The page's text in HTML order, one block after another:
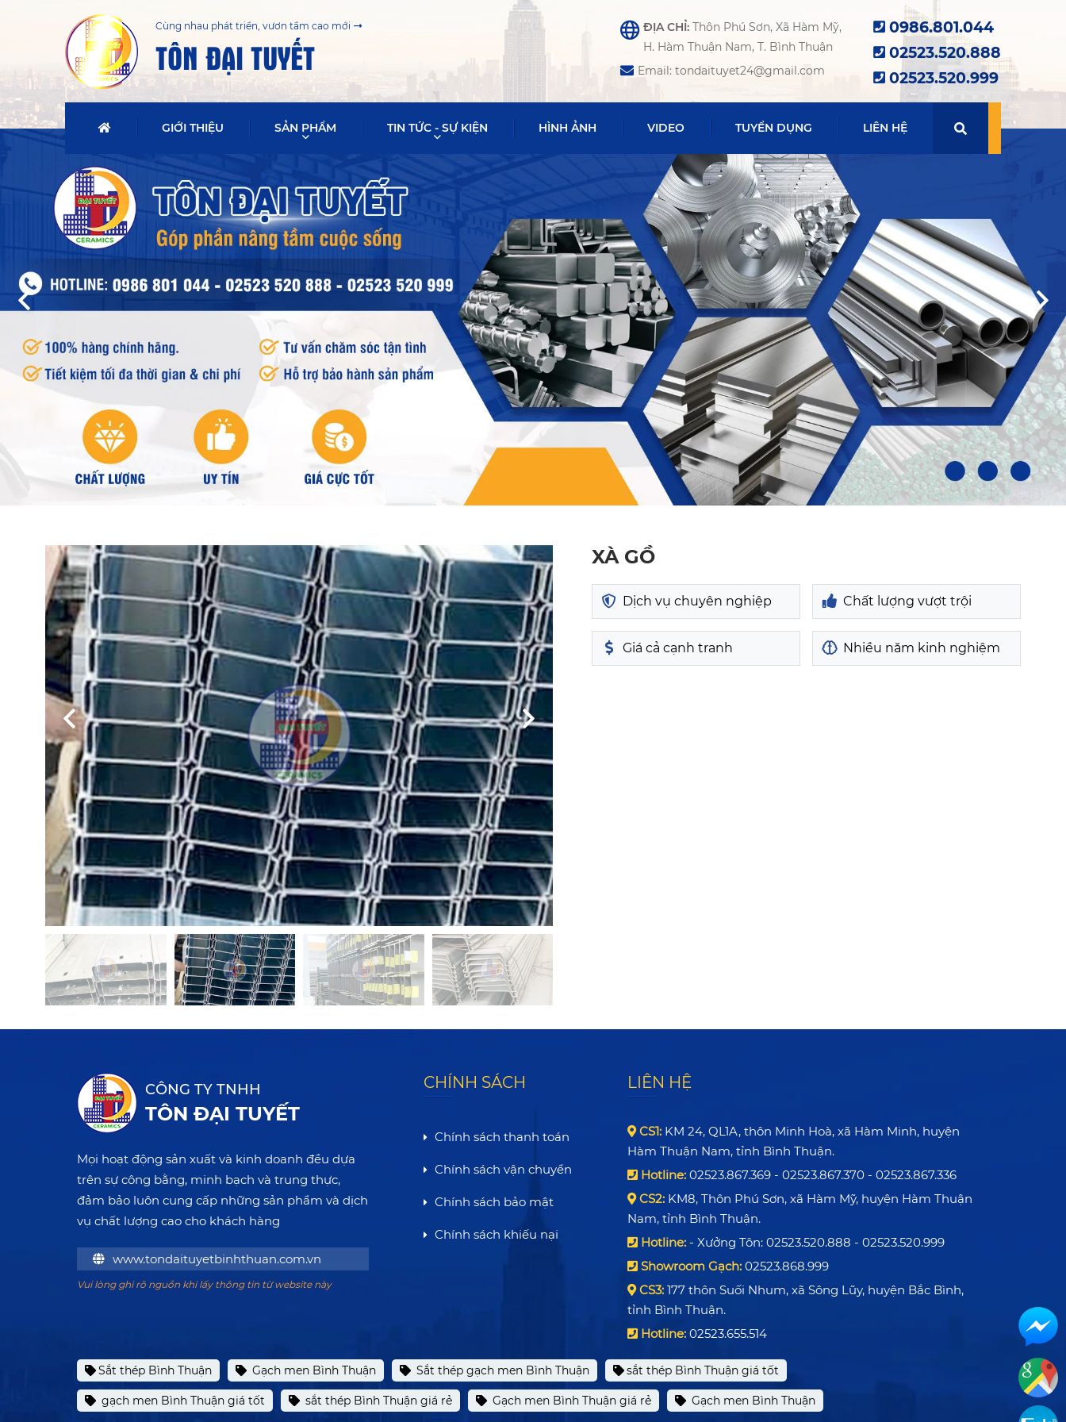
Cùng nhau phát triển, vươn tầm cao mới
TÔN ĐẠI TUYẾT
ĐỊA CHỈ: Thôn Phú Sơn, Xã Hàm Mỹ,
H. Hàm Thuận Nam, T. Bình Thuận
Email: tondaituyet24@gmail.com
0986.801.044
02523.520.888
02523.520.999
GIỚI THIỆU SẢN PHẨM TIN TỨC - SỰ KIỆN HÌNH ẢNH VIDEO TUYỂN DỤNG LIÊN HỆ BẢNG GIÁ
XÀ GỒ
Dịch vụ chuyên nghiệp Chất lượng vượt trội
Giá cả cạnh tranh Nhiều năm kinh nghiệm
CÔNG TY TNHH
TÔN ĐẠI TUYẾT
Mọi hoạt động sản xuất và kinh doanh đều dựa
trên sự công bằng, minh bạch và trung thực,
đảm bảo luôn cung cấp những sản phẩm và dịch
vụ chất lượng cao cho khách hàng
www.tondaituyetbinhthuan.com.vn
Vui lòng ghi rõ nguồn khi lấy thông tin từ website này
CHÍNH SÁCH
Chính sách thanh toán
Chính sách vận chuyển
Chính sách bảo mật
Chính sách khiếu nại
LIÊN HỆ
CS1:KM 24, QL1A, thôn Minh Hoà, xã Hàm Minh, huyện
Hàm Thuận Nam, tỉnh Bình Thuận.
Hotline:02523.867.369 - 02523.867.370 - 02523.867.336
CS2:KM8, Thôn Phú Sơn, xã Hàm Mỹ, huyện Hàm Thuận
Nam, tỉnh Bình Thuận.
Hotline:- Xưởng Tôn: 02523.520.888 - 02523.520.999
Showroom Gạch:02523.868.999
CS3:177 thôn Suối Nhum, xã Sông Lũy, huyện Bắc Bình,
tỉnh Bình Thuận.
Hotline:02523.655.514
Sắt thép Bình Thuận Gạch men Bình Thuận Sắt thép gạch men Bình Thuận sắt thép Bình Thuận giá tốt
gạch men Bình Thuận giá tốt sắt thép Bình Thuận giá rẻ Gạch men Bình Thuận giá rẻ Gạch men Bình Thuận